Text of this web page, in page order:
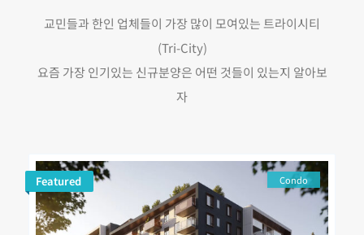
교민들과 한인 업체들이 가장 많이 모여있는 트라이시티
(Tri-City)
요즘 가장 인기있는 신규분양은 어떤 것들이 있는지 알아보
자
Condo
Featured